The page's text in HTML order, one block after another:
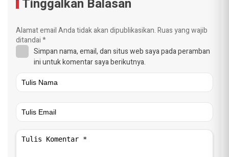
Tinggalkan Balasan
Alamat email Anda tidak akan dipublikasikan.Ruas yang wajib
ditandai*
Simpan nama, email, dan situs web saya pada peramban
ini untuk komentar saya berikutnya.